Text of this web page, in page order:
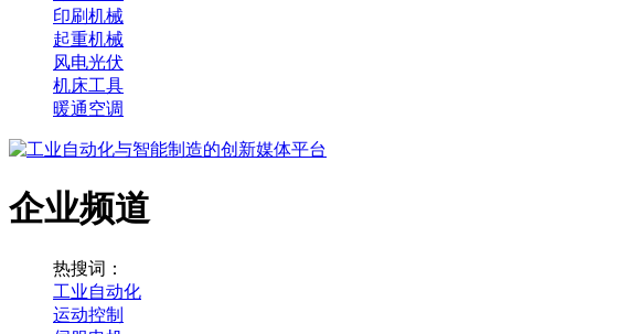
印刷机械
起重机械
风电光伏
机床工具
暖通空调
企业频道
热搜词：
工业自动化
运动控制